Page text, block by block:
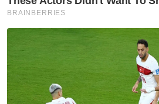
Persidangan Anti-Rasuah Asia
Rakyat perlu jadikan Rukun
Malaysia, Kyrgyz sedia teroka
dalam bidang pertanian
"Jumlah perdagangan dua